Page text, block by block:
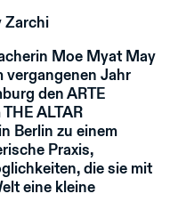
Zarchi
Moe Myat May
vergangenen Jahr
den ARTE
ALTAR
Berlin zu einem
Praxis,
die sie mit
eine kleine